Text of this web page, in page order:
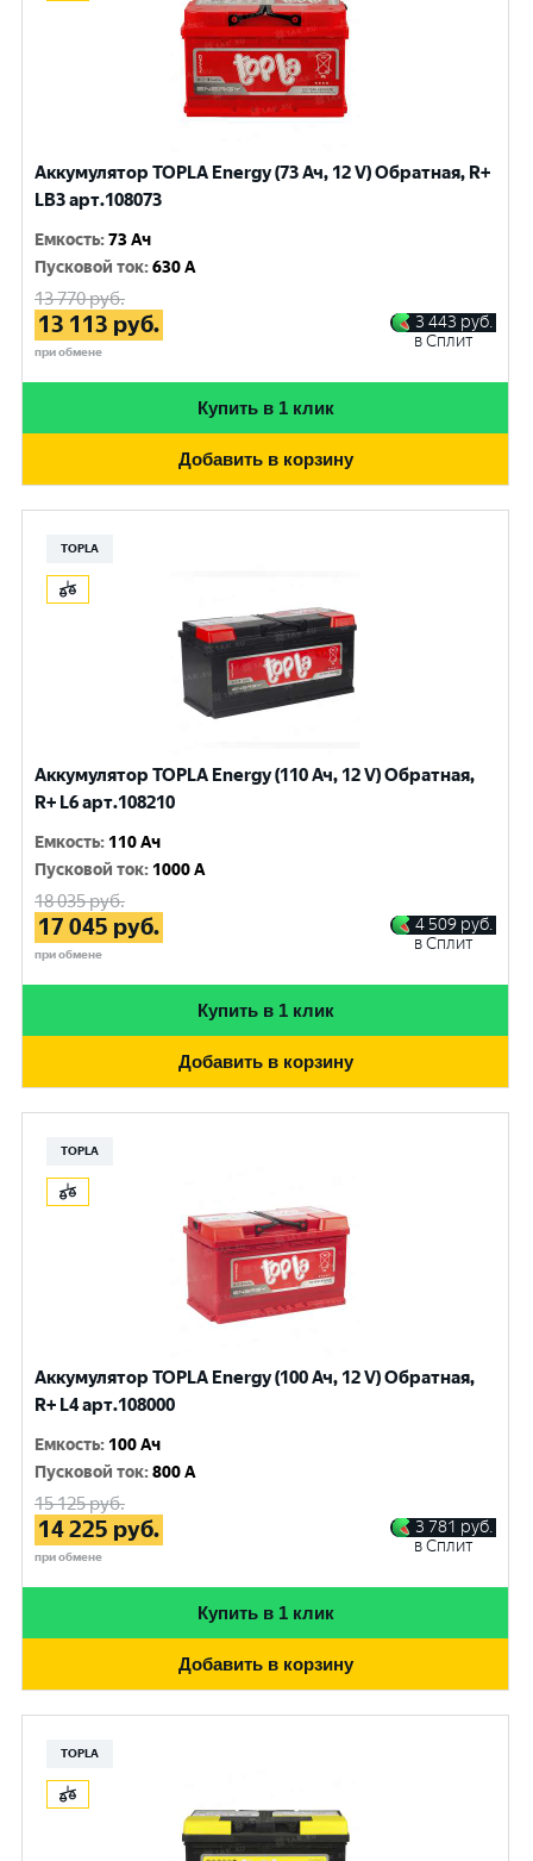
Аккумулятор TOPLA Energy (73 Ач, 12 V) Обратная, R+
LB3 арт.108073
Емкость:73 Ач
Пусковой ток:630 A
13 770руб.
13 113 руб.
при обмене
3 443 руб.
в Сплит
Купить в 1 клик
Добавить в корзину
TOPLA
Аккумулятор TOPLA Energy (110 Ач, 12 V) Обратная,
R+ L6 арт.108210
Емкость: 110 Ач
Пусковой ток: 1000 A
18 035руб.
17 045 руб.
при обмене
4 509 руб.
в Сплит
Купить в 1 клик
Добавить в корзину
TOPLA
Аккумулятор TOPLA Energy (100 Ач, 12 V) Обратная,
R+ L4 арт.108000
Емкость: 100 Ач
Пусковой ток:800 A
15 125руб.
14 225 руб.
при обмене
3 781 руб.
в Сплит
Купить в 1 клик
Добавить в корзину
TOPLA